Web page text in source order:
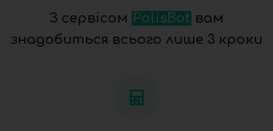
З сервісом PolisBot вам
знадобиться всього лише 3 кроки